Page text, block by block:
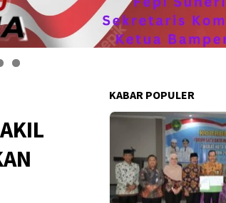
mengucapkan selamat kemerdekaan ke 78
KABAR POPULER